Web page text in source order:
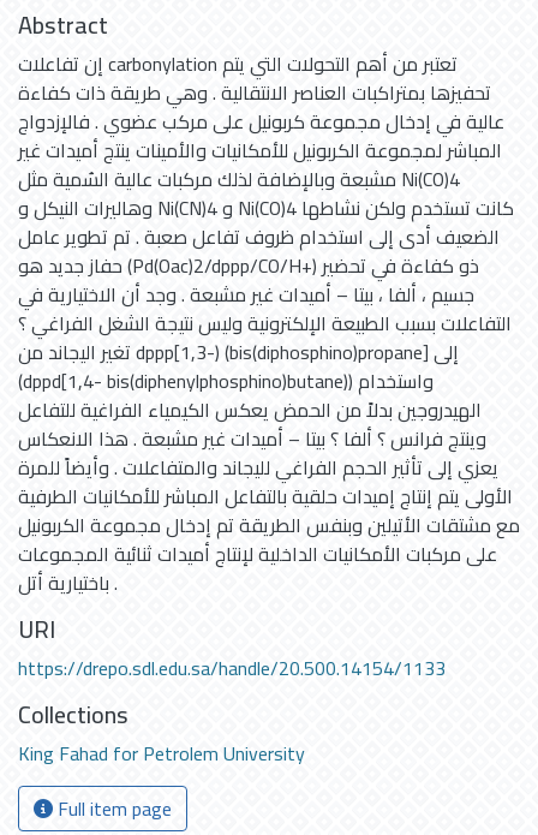
Abstract
إن تفاعلات carbonylation تعتبر من أهم التحولات التي يتم
تحفيزها بمتراكبات العناصر الانتقالية . وهي طريقة ذات كفاءة
عالية في إدخال مجموعة كربونيل على مركب عضوي . فالإزدواج
المباشر لمجموعة الكربونيل للأمكانيات والأمينات ينتج أميدات غير
مشبعة وبالإضافة لذلك مركبات عالية السُمية مثل Ni(CO)4
وهاليرات النيكل و Ni(CN)4 و Ni(CO)4 كانت تستخدم ولكن نشاطها
الضعيف أدى إلى استخدام ظروف تفاعل صعبة . تم تطوير عامل
حفاز جديد هو (Pd(Oac)2/dppp/CO/H+) ذو كفاءة في تحضير
جسيم ، ألفا ، بيتا – أميدات غير مشبعة . وجد أن الاختيارية في
التفاعلات بسبب الطبيعة الإلكترونية وليس نتيجة الشغل الفراغي ؟
تغير اليجاند من dppp[1,3-) (bis(diphosphino)propane] إلى
(dppd[1,4- bis(diphenylphosphino)butane)) واستخدام
الهيدروجين بدلاً من الحمض يعكس الكيمياء الفراغية للتفاعل
وينتج فرانس ؟ ألفا ؟ بيتا – أميدات غير مشبعة . هذا الانعكاس
يعزي إلى تأثير الحجم الفراغي لليجاند والمتفاعلات . وأيضاً للمرة
الأولى يتم إنتاج إميدات حلقية بالتفاعل المباشر للأمكانيات الطرفية
مع مشتقات الأتيلين وبنفس الطريقة تم إدخال مجموعة الكربونيل
على مركبات الأمكانيات الداخلية لإنتاج أميدات ثنائية المجموعات
باختيارية أتل .
URI
https://drepo.sdl.edu.sa/handle/20.500.14154/1133
Collections
King Fahad for Petrolem University
Full item page